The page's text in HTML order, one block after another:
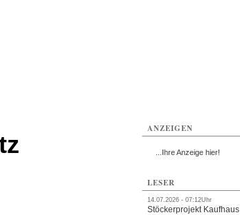
ANZEIGEN
...Ihre Anzeige hier!
LESER
14.07.2026 - 07:12Uhr
Stöckerprojekt Kaufhaus